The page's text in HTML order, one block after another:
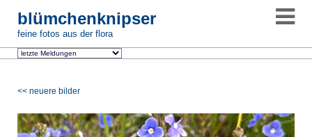
blümchenknipser
feine fotos aus der flora
<< neuere bilder